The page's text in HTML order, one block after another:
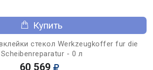
Купить
стекол Werkzeugkoffer fur die
Scheibenreparatur - 0 л
60 569